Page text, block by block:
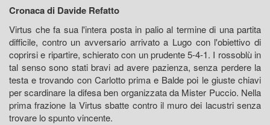
Cronaca di Davide Refatto
Virtus che fa sua l'intera posta in palio al termine di una partita
difficile, contro un avversario arrivato a Lugo con l'obiettivo di
coprirsi e ripartire, schierato con un prudente 5-4-1. I rossoblù in
tal senso sono stati bravi ad avere pazienza, senza perdere la
testa e trovando con Carlotto prima e Balde poi le giuste chiavi
per scardinare la difesa ben organizzata da Mister Puccio. Nella
prima frazione la Virtus sbatte contro il muro dei lacustri senza
trovare lo spunto vincente.